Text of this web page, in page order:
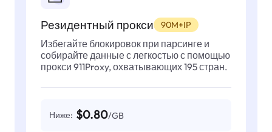
Резидентный прокси 90M+IP
Избегайте блокировок при парсинге и
собирайте данные с легкостью с помощью
прокси 911Proxy, охватывающих 195 стран.
Ниже: $0.80/GB